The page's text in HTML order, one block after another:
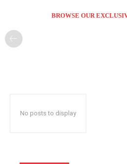
BROWSE OUR
No posts to display